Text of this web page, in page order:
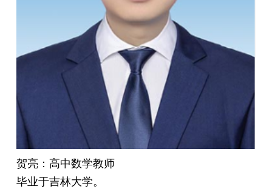
贺亮：高中数学教师
毕业于吉林大学。